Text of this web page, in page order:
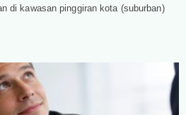
di kawasan pinggiran kota (suburban)